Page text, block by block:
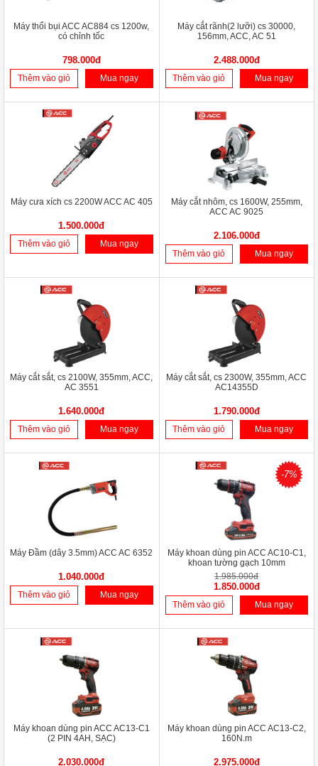
Máy thổi bụi ACC AC884 cs 1200w,
có chỉnh tốc
798.000đ
Thêm vào giỏ Mua ngay
Máy cắt rãnh(2 lưỡi) cs 30000,
156mm, ACC, AC 51
2.488.000đ
Thêm vào giỏ Mua ngay
Máy cưa xích cs 2200W ACC AC 405
1.500.000đ
Thêm vào giỏ Mua ngay
Máy cắt nhôm, cs 1600W, 255mm,
ACC AC 9025
2.106.000đ
Thêm vào giỏ Mua ngay
Máy cắt sắt, cs 2100W, 355mm, ACC,
AC 3551
1.640.000đ
Thêm vào giỏ Mua ngay
Máy cắt sắt, cs 2300W, 355mm, ACC
AC14355D
1.790.000đ
Thêm vào giỏ Mua ngay
Máy Đầm (dây 3.5mm) ACC AC 6352
1.040.000đ
Thêm vào giỏ Mua ngay
-7%
Máy khoan dùng pin ACC AC10-C1,
khoan tường gạch 10mm
1.985.000đ
1.850.000đ
Thêm vào giỏ Mua ngay
Máy khoan dùng pin ACC AC13-C1
(2 PIN 4AH, SẠC)
2.030.000đ
Máy khoan dùng pin ACC AC13-C2,
160N.m
2.975.000đ